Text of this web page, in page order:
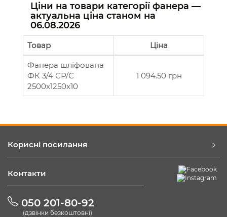
Ціни на товари категорії фанера —
актуальна ціна станом на
06.08.2026
Товар Ціна
Фанера шліфована
ФК 3/4 СР/С
2500х1250х10
1 094.50 грн
Корисні посилання
Контакти
050 201-80-92
(дзвінки безкоштовні)